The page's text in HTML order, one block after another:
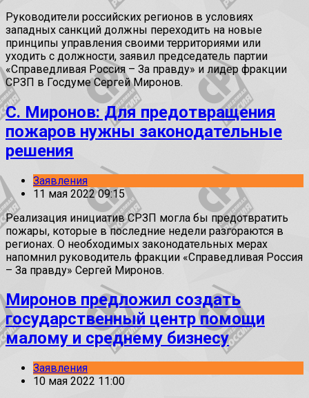
Руководители российских регионов в условиях
западных санкций должны переходить на новые
принципы управления своими территориями или
уходить с должности, заявил председатель партии
«Справедливая Россия – За правду» и лидер фракции
СРЗП в Госдуме Сергей Миронов.
С. Миронов: Для предотвращения
пожаров нужны законодательные
решения
Заявления
11 мая 2022 09:15
Реализация инициатив СРЗП могла бы предотвратить
пожары, которые в последние недели разгораются в
регионах. О необходимых законодательных мерах
напомнил руководитель фракции «Справедливая Россия
– За правду» Сергей Миронов.
Миронов предложил создать
государственный центр помощи
малому и среднему бизнесу
Заявления
10 мая 2022 11:00